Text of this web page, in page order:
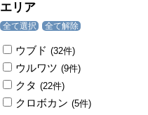
エリア
全て選択 全て解除
ウブド (32件)
ウルワツ (9件)
クタ (22件)
クロボカン (5件)